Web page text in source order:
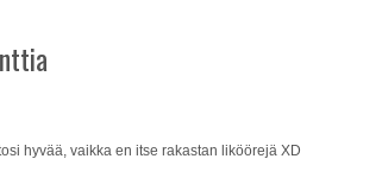
hyvää, vaikka en itse rakastan liköörejä XD